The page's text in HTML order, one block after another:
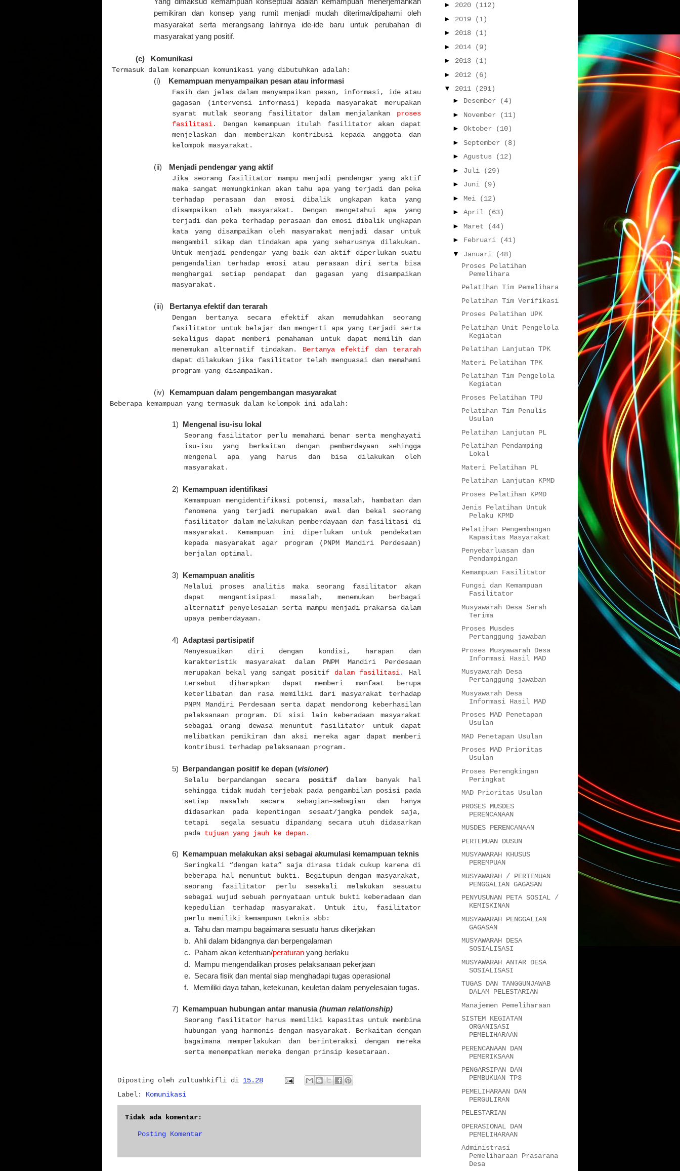
pemikiran dan konsep yang rumit menjadi mudah diterima/dipahami oleh
masyarakat serta merangsang lahirnya ide-ide baru untuk perubahan di
masyarakat yang positif.
(c)
Komunikasi
Termasuk dalam kemampuan komunikasi yang dibutuhkan adalah:
(i)
Kemampuan menyampaikan pesan atau informasi
Fasih dan jelas dalam menyampaikan pesan, informasi, ide atau
gagasan (intervensi informasi) kepada masyarakat merupakan
syarat mutlak seorang fasilitator dalam menjalankan proses
fasilitasi. Dengan kemampuan itulah fasilitator akan dapat
menjelaskan dan memberikan kontribusi kepada anggota dan
kelompok masyarakat.
(ii)
Menjadi pendengar yang aktif
Jika seorang fasilitator mampu menjadi pendengar yang aktif
maka sangat memungkinkan akan tahu apa yang terjadi dan peka
terhadap perasaan dan emosi dibalik ungkapan kata yang
disampaikan oleh masyarakat. Dengan mengetahui apa yang
terjadi dan peka terhadap perasaan dan emosi dibalik ungkapan
kata yang disampaikan oleh masyarakat menjadi dasar untuk
mengambil sikap dan tindakan apa yang seharusnya dilakukan.
Untuk menjadi pendengar yang baik dan aktif diperlukan suatu
pengendalian terhadap emosi atau perasaan diri serta bisa
menghargai setiap pendapat dan gagasan yang disampaikan
masyarakat.
(iii)
Bertanya efektif dan terarah
Dengan bertanya secara efektif akan memudahkan seorang
fasilitator untuk belajar dan mengerti apa yang terjadi serta
sekaligus dapat memberi pemahaman untuk dapat memilih dan
menemukan alternatif tindakan. Bertanya efektif dan terarah
dapat dilakukan jika fasilitator telah menguasai dan memahami
program yang disampaikan.
(iv)
Kemampuan dalam pengembangan masyarakat
Beberapa kemampuan yang termasuk dalam kelompok ini adalah:
1)
Mengenal isu-isu lokal
Seorang fasilitator perlu memahami benar serta menghayati
isu-isu yang berkaitan dengan pemberdayaan sehingga
mengenal apa yang harus dan bisa dilakukan oleh
masyarakat.
2)
Kemampuan identifikasi
Kemampuan mengidentifikasi potensi, masalah, hambatan dan
fenomena yang terjadi merupakan awal dan bekal seorang
fasilitator dalam melakukan pemberdayaan dan fasilitasi di
masyarakat. Kemampuan ini diperlukan untuk pendekatan
kepada masyarakat agar program (PNPM Mandiri Perdesaan)
berjalan optimal.
3)
Kemampuan analitis
Melalui proses analitis maka seorang fasilitator akan
dapat mengantisipasi masalah, menemukan berbagai
alternatif penyelesaian serta mampu menjadi prakarsa dalam
upaya pemberdayaan.
4) Adaptasi partisipatif
Menyesuaikan diri dengan kondisi, harapan dan
karakteristik masyarakat dalam PNPM Mandiri Perdesaan
merupakan bekal yang sangat positif dalam fasilitasi.
Hal
tersebut diharapkan dapat memberi manfaat berupa
keterlibatan dan rasa memiliki dari masyarakat terhadap
PNPM Mandiri Perdesaan serta dapat mendorong keberhasilan
pelaksanaan program. Di sisi lain keberadaan masyarakat
sebagai orang dewasa menuntut fasilitator untuk dapat
melibatkan pemikiran dan aksi mereka agar dapat memberi
kontribusi terhadap pelaksanaan program.
5) Berpandangan positif ke depan (visioner)
Selalu berpandangan secara positif dalam banyak hal
sehingga tidak mudah terjebak pada pengambilan posisi pada
setiap masalah secara sebagian–sebagian dan hanya
didasarkan pada kepentingan sesaat/jangka pendek saja,
tetapi segala sesuatu dipandang secara utuh didasarkan
pada tujuan yang jauh ke depan.
6)
Kemampuan melakukan aksi sebagai akumulasi kemampuan teknis
Seringkali “dengan kata” saja dirasa tidak cukup karena di
beberapa hal menuntut bukti. Begitupun dengan masyarakat,
seorang fasilitator perlu sesekali melakukan sesuatu
sebagai wujud sebuah pernyataan untuk bukti keberadaan dan
kepedulian terhadap masyarakat. Untuk itu, fasilitator
perlu memiliki kemampuan teknis sbb:
a. Tahu dan mampu bagaimana sesuatu harus dikerjakan
b. Ahli dalam bidangnya dan berpengalaman
c.
Paham akan ketentuan/peraturan yang berlaku
d.
Mampu mengendalikan proses pelaksanaan pekerjaan
e.
Secara fisik dan mental siap menghadapi tugas operasional
f.
Memiliki daya tahan, ketekunan, keuletan dalam penyelesaian tugas.
7) Kemampuan hubungan antar manusia(human relationship)
Seorang fasilitator harus memiliki kapasitas untuk membina
hubungan yang harmonis dengan masyarakat. Berkaitan dengan
bagaimana memperlakukan dan berinteraksi dengan mereka
serta menempatkan mereka dengan prinsip kesetaraan.
Diposting oleh zultuahkifli di 15.28
Label: Komunikasi
Tidak ada komentar:
Posting Komentar
► 2020
(112)
► 2019
(1)
► 2018
(1)
► 2014
(9)
► 2013
(1)
► 2012
(6)
▼ 2011
(291)
► Desember
(4)
► November
(11)
► Oktober
(10)
► September
(8)
► Agustus
(12)
► Juli
(29)
► Juni
(9)
► Mei
(12)
► April
(63)
► Maret
(44)
► Februari
(41)
▼ Januari
(48)
Proses Pelatihan
Pemelihara
Pelatihan Tim Pemelihara
Pelatihan Tim Verifikasi
Proses Pelatihan UPK
Pelatihan Unit Pengelola
Kegiatan
Pelatihan Lanjutan TPK
Materi Pelatihan TPK
Pelatihan Tim Pengelola
Kegiatan
Proses Pelatihan TPU
Pelatihan Tim Penulis
Usulan
Pelatihan Lanjutan PL
Pelatihan Pendamping
Lokal
Materi Pelatihan PL
Pelatihan Lanjutan KPMD
Proses Pelatihan KPMD
Jenis Pelatihan Untuk
Pelaku KPMD
Pelatihan Pengembangan
Kapasitas Masyarakat
Penyebarluasan dan
Pendampingan
Kemampuan Fasilitator
Fungsi dan Kemampuan
Fasilitator
Musyawarah Desa Serah
Terima
Proses Musdes
Pertanggung jawaban
Proses Musyawarah Desa
Informasi Hasil MAD
Musyawarah Desa
Pertanggung jawaban
Musyawarah Desa
Informasi Hasil MAD
Proses MAD Penetapan
Usulan
MAD Penetapan Usulan
Proses MAD Prioritas
Usulan
Proses Perengkingan
Peringkat
MAD Prioritas Usulan
PROSES MUSDES
PERENCANAAN
MUSDES PERENCANAAN
PERTEMUAN DUSUN
MUSYAWARAH KHUSUS
PEREMPUAN
MUSYAWARAH / PERTEMUAN
PENGGALIAN GAGASAN
PENYUSUNAN PETA SOSIAL /
KEMISKINAN
MUSYAWARAH PENGGALIAN
GAGASAN
MUSYAWARAH DESA
SOSIALISASI
MUSYAWARAH ANTAR DESA
SOSIALISASI
TUGAS DAN TANGGUNJAWAB
DALAM PELESTARIAN
Manajemen Pemeliharaan
SISTEM KEGIATAN
ORGANISASI
PEMELIHARAAN
PERENCANAAN DAN
PEMERIKSAAN
PENGARSIPAN DAN
PEMBUKUAN TP3
PEMELIHARAAN DAN
PERGULIRAN
PELESTARIAN
OPERASIONAL DAN
PEMELIHARAAN
Administrasi
Pemeliharaan Prasarana
Desa